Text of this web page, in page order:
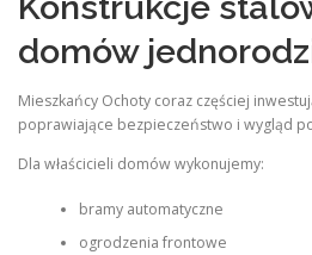
domów
Mieszkańcy Ochoty coraz częściej
poprawiające bezpieczeństwo i wygląd
Dla właścicieli domów wykonujemy:
bramy automatyczne
ogrodzenia frontowe